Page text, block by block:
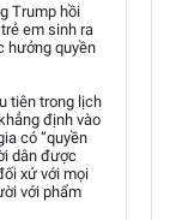
Trump hồi
em sinh ra
hưởng quyền
tiên trong lịch
định vào
có “quyền
dân được
xử với mọi
với phẩm